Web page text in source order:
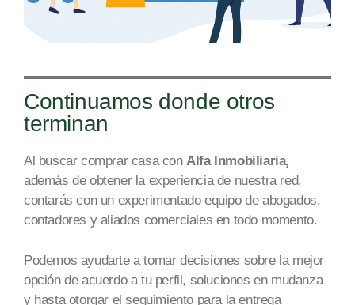
Continuamos donde otros
terminan
Al buscar comprar casa conAlfa Inmobiliaria,
además de obtener la experiencia de nuestra red,
contarás con un experimentado equipo de abogados,
contadores y aliados comerciales en todo momento.
Podemos ayudarte a tomar decisiones sobre la mejor
opción de acuerdo a tu perfil, soluciones en mudanza
y hastaotorgar el seguimiento para la entrega